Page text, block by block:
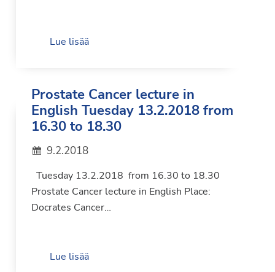
Lue lisää
Prostate Cancer lecture in
English Tuesday 13.2.2018 from
16.30 to 18.30
9.2.2018
Tuesday 13.2.2018 from 16.30 to 18.30
Prostate Cancer lecture in English Place:
Docrates Cancer…
Lue lisää